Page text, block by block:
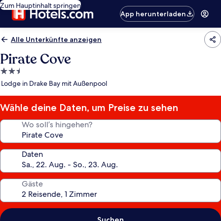
Zum Hauptinhalt springen
App herunterladen
Alle Unterkünfte anzeigen
Pirate Cove
2.5-
Sterne-
Lodge in Drake Bay mit Außenpool
Wähle deine Daten, um Preise zu sehen
Wo soll’s hingehen?
Daten
Gäste